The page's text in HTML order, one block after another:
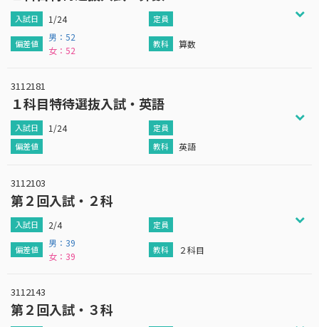
1/24
算数
男：52
女：52
3112181
１科目特待選抜入試・英語
1/24
英語
3112103
第２回入試・２科
2/4
２科目
男：39
女：39
3112143
第２回入試・３科